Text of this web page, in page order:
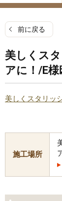
前に戻る
美しくス
アに！/E様
美しくスタリッ
施工場所